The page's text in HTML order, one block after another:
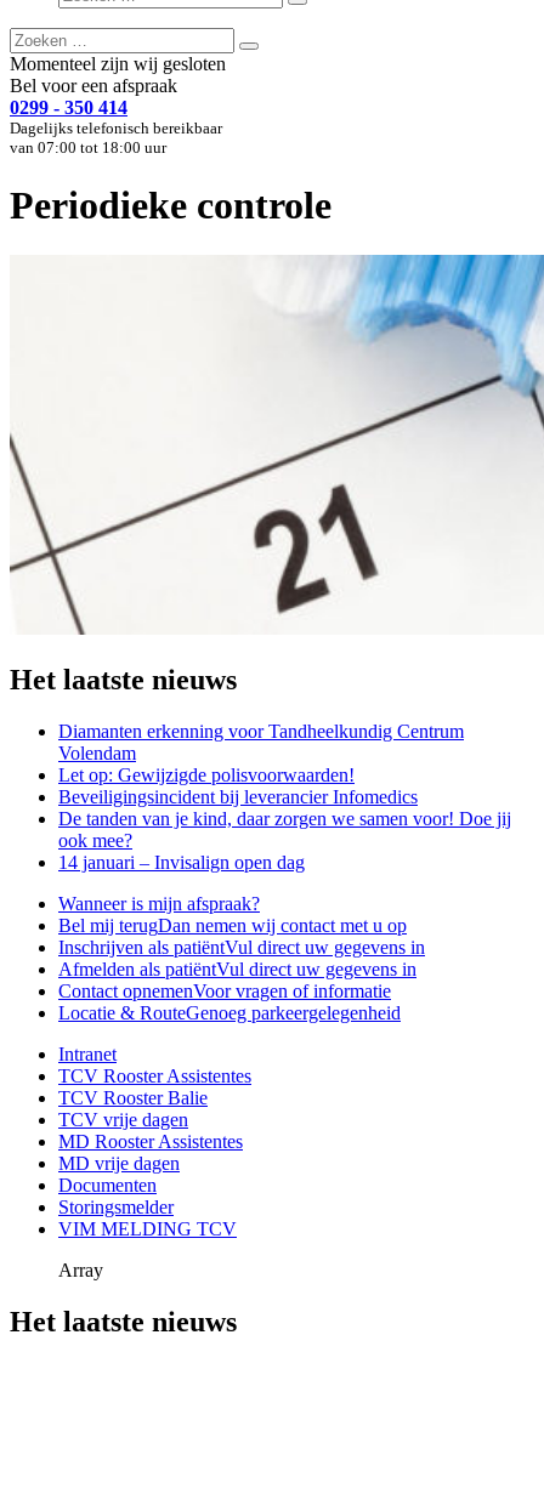
naar:
Zoeken
Zoeken
naar:
Zoeken
Momenteel zijn wij gesloten
Bel voor een afspraak
0299 - 350 414
Dagelijks telefonisch bereikbaar
van 07:00 tot 18:00 uur
Periodieke controle
Het laatste nieuws
Diamanten erkenning voor Tandheelkundig Centrum
Volendam
Let op: Gewijzigde polisvoorwaarden!
Beveiligingsincident bij leverancier Infomedics
De tanden van je kind, daar zorgen we samen voor! Doe jij
ook mee?
14 januari – Invisalign open dag
Wanneer is mijn afspraak?
Bel mij terugDan nemen wij contact met u op
Inschrijven als patiëntVul direct uw gegevens in
Afmelden als patiëntVul direct uw gegevens in
Contact opnemenVoor vragen of informatie
Locatie & RouteGenoeg parkeergelegenheid
Intranet
TCV Rooster Assistentes
TCV Rooster Balie
TCV vrije dagen
MD Rooster Assistentes
MD vrije dagen
Documenten
Storingsmelder
VIM MELDING TCV
Array
Het laatste nieuws